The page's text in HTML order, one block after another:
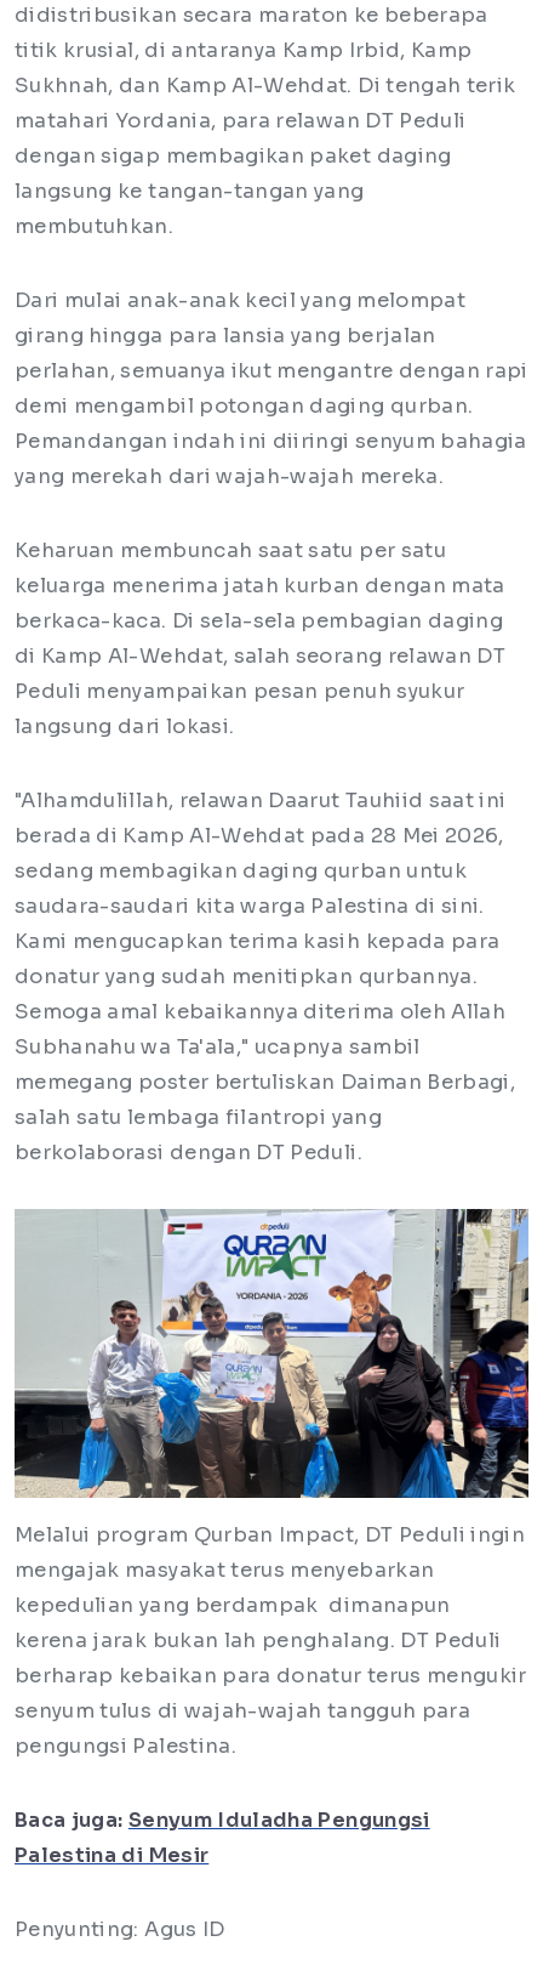
didistribusikan secara maraton ke beberapa
titik krusial, di antaranya Kamp Irbid, Kamp
Sukhnah, dan Kamp Al-Wehdat. Di tengah terik
matahari Yordania, para relawan DT Peduli
dengan sigap membagikan paket daging
langsung ke tangan-tangan yang
membutuhkan.
Dari mulai anak-anak kecil yang melompat
girang hingga para lansia yang berjalan
perlahan, semuanya ikut mengantre dengan rapi
demi mengambil potongan daging qurban.
Pemandangan indah ini diiringi senyum bahagia
yang merekah dari wajah-wajah mereka.
Keharuan membuncah saat satu per satu
keluarga menerima jatah kurban dengan mata
berkaca-kaca. Di sela-sela pembagian daging
di Kamp Al-Wehdat, salah seorang relawan DT
Peduli menyampaikan pesan penuh syukur
langsung dari lokasi.
"Alhamdulillah, relawan Daarut Tauhiid saat ini
berada di Kamp Al-Wehdat pada 28 Mei 2026,
sedang membagikan daging qurban untuk
saudara-saudari kita warga Palestina di sini.
Kami mengucapkan terima kasih kepada para
donatur yang sudah menitipkan qurbannya.
Semoga amal kebaikannya diterima oleh Allah
Subhanahu wa Ta'ala," ucapnya sambil
memegang poster bertuliskan Daiman Berbagi,
salah satu lembaga filantropi yang
berkolaborasi dengan DT Peduli.
Melalui program Qurban Impact, DT Peduli ingin
mengajak masyakat terus menyebarkan
kepedulian yang berdampak dimanapun
kerena jarak bukan lah penghalang. DT Peduli
berharap kebaikan para donatur terus mengukir
senyum tulus di wajah-wajah tangguh para
pengungsi Palestina.
Baca juga: Senyum Iduladha Pengungsi
Palestina di Mesir
Penyunting: Agus ID